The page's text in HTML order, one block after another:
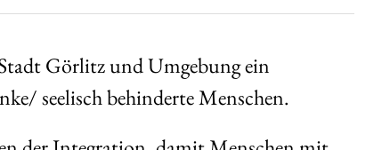
Görlitz und Umgebung ein
seelisch behinderte Menschen.